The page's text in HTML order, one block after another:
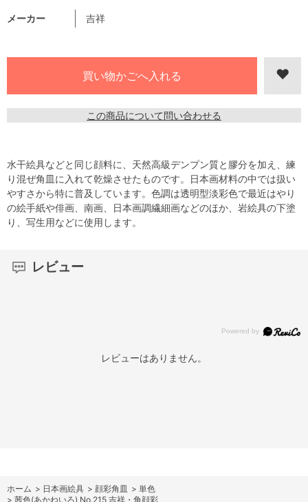
メーカー 吉祥
この商品について問い合わせる
水干絵具などと同じ顔料に、天然高級デンプン質と膠分を加え、練
り混ぜ角皿に入れて乾燥させたものです。日本画材料の中では扱い
やすさから特に普及しています。色調は透明型淡彩色で最近はやり
の絵手紙や俳画、南画、日本画調繊細画などのほか、岩絵具の下塗
り、写生用などに使用します。
レビュー
レビューはありません。
ホーム > 日本画絵具 > 顔彩角皿 > 単色
> 茜色(あかねいろ) No.215 吉祥・角顔彩